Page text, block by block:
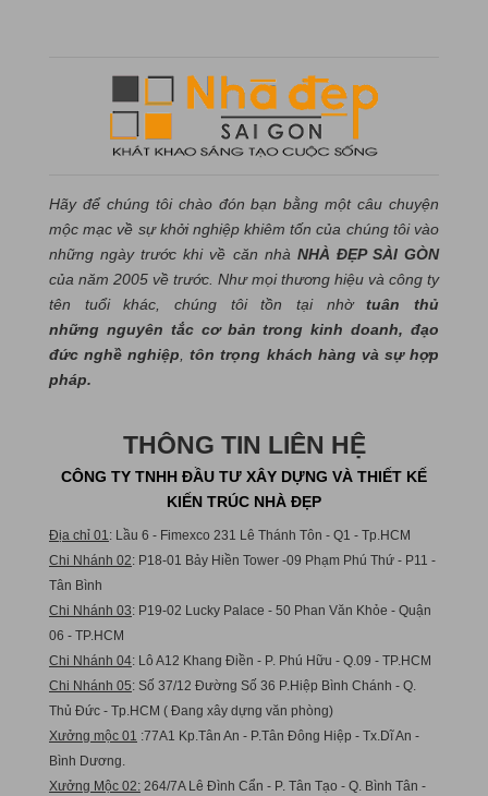
Hãy để chúng tôi chào đón bạn bằng một câu chuyện
mộc mạc về sự khởi nghiệp khiêm tốn của chúng tôi vào
những ngày trước khi về căn nhà NHÀ ĐẸP SÀI GÒN
của năm 2005 về trước. Như mọi thương hiệu và công ty
tên tuổi khác, chúng tôi tồn tại nhờtuân thủ
những nguyên tắc cơ bản trong kinh doanh, đạo
đức nghề nghiệp,tôn trọng khách hàng và sự hợp
pháp.
THÔNG TIN LIÊN HỆ
CÔNG TY TNHH ĐẦU TƯ XÂY DỰNG VÀ THIẾT KẾ
KIẾN TRÚC NHÀ ĐẸP
Địa chỉ 01: Lầu 6 - Fimexco 231 Lê Thánh Tôn - Q1 - Tp.HCM
Chi Nhánh 02: P18-01 Bảy Hiền Tower -09 Phạm Phú Thứ - P11 -
Tân Bình
Chi Nhánh 03: P19-02 Lucky Palace - 50 Phan Văn Khỏe - Quận
06 - TP.HCM
Chi Nhánh 04: Lô A12 Khang Điền - P. Phú Hữu - Q.09 - TP.HCM
Chi Nhánh 05: Số 37/12 Đường Số 36 P.Hiệp Bình Chánh - Q.
Thủ Đức - Tp.HCM ( Đang xây dựng văn phòng)
Xưởng mộc 01 :77A1 Kp.Tân An - P.Tân Đông Hiệp - Tx.Dĩ An -
Bình Dương.
Xưởng Mộc 02: 264/7A Lê Đình Cẩn - P. Tân Tạo - Q. Bình Tân -